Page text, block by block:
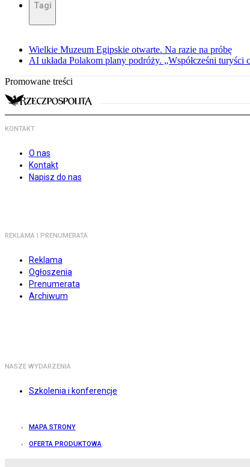
Tagi
Wielkie Muzeum Egipskie otwarte. Na razie na próbę
AI układa Polakom plany podróży. „Współcześni turyści
Promowane treści
KONTAKT
O nas
Kontakt
Napisz do nas
REKLAMA I PRENUMERATA
Reklama
Ogłoszenia
Prenumerata
Archiwum
NASZE WYDARZENIA
Szkolenia i konferencje
MAPA STRONY
OFERTA PRODUKTOWA